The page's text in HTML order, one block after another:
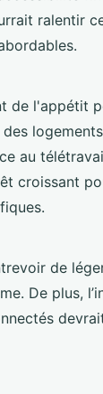
ralentir
de l'appétit
au
croissant
de
De plus,